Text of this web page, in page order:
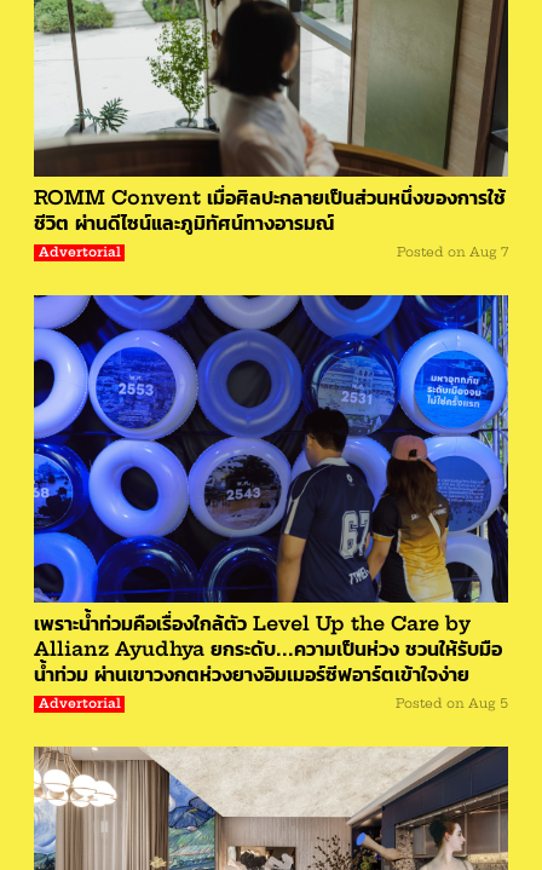
ROMM Convent เมื่อศิลปะกลายเป็นส่วนหนึ่งของการใช้
ชีวิต ผ่านดีไซน์และภูมิทัศน์ทางอารมณ์
Advertorial Posted on Aug 7
เพราะน้ำท่วมคือเรื่องใกล้ตัว Level Up the Care by
Allianz Ayudhya ยกระดับ...ความเป็นห่วง ชวนให้รับมือ
น้ำท่วม ผ่านเขาวงกตห่วงยางอิมเมอร์ซีฟอาร์ตเข้าใจง่าย
Advertorial Posted on Aug 5